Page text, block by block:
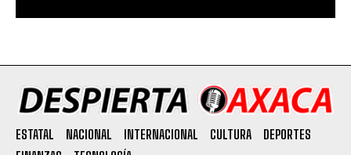
ESTATAL NACIONAL INTERNACIONAL CULTURA
DEPORTES